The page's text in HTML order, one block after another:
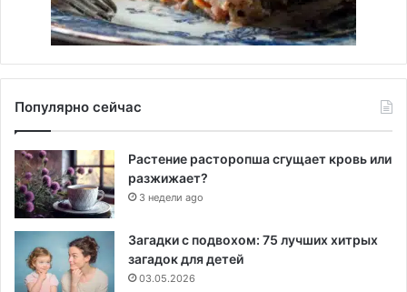
Популярно сейчас
Растение расторопша сгущает кровь или
разжижает?
3 недели ago
Загадки с подвохом: 75 лучших хитрых
загадок для детей
03.05.2026